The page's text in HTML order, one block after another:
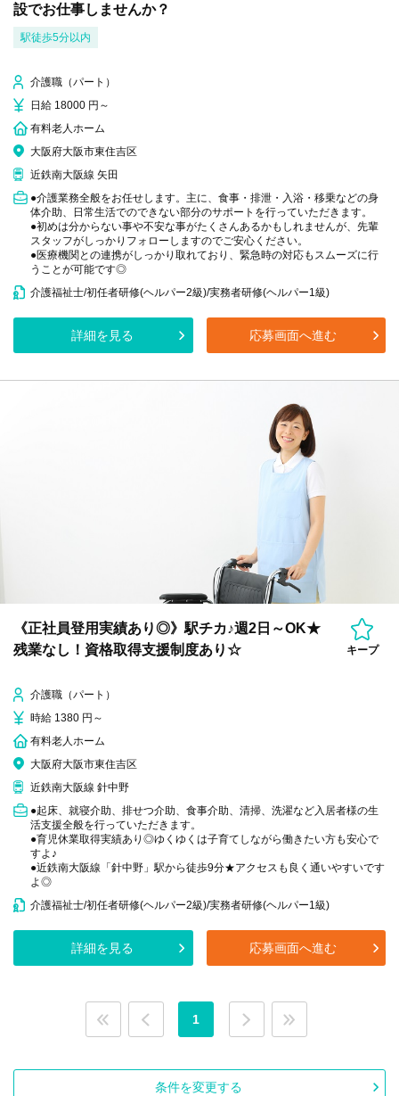
設でお仕事しませんか？
駅徒歩5分以内
介護職（パート）
日給 18000 円～
有料老人ホーム
大阪府大阪市東住吉区
近鉄南大阪線 矢田
●介護業務全般をお任せします。主に、食事・排泄・入浴・移乗などの身
体介助、日常生活でのできない部分のサポートを行っていただきます。
●初めは分からない事や不安な事がたくさんあるかもしれませんが、先輩
スタッフがしっかりフォローしますのでご安心ください。
●医療機関との連携がしっかり取れており、緊急時の対応もスムーズに行
うことが可能です◎
介護福祉士/初任者研修(ヘルパー2級)/実務者研修(ヘルパー1級)
詳細を見る 応募画面へ進む
《正社員登用実績あり◎》駅チカ♪週2日～OK★
残業なし！資格取得支援制度あり☆
キープ
介護職（パート）
時給 1380 円～
有料老人ホーム
大阪府大阪市東住吉区
近鉄南大阪線 針中野
●起床、就寝介助、排せつ介助、食事介助、清掃、洗濯など入居者様の生
活支援全般を行っていただきます。
●育児休業取得実績あり◎ゆくゆくは子育てしながら働きたい方も安心で
すよ♪
●近鉄南大阪線「針中野」駅から徒歩9分★アクセスも良く通いやすいです
よ◎
介護福祉士/初任者研修(ヘルパー2級)/実務者研修(ヘルパー1級)
詳細を見る 応募画面へ進む
1
条件を変更する